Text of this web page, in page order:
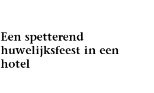
Een spetterend
huwelijksfeest in een
hotel